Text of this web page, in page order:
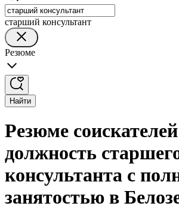
старший консультант
Резюме
Найти
Резюме
должность
консультанта с
занятостью в